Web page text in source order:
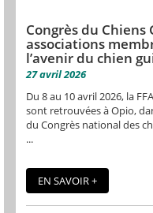
Congrès du Chiens
associations
l’avenir du chien
27 avril 2026
Du 8 au 10 avril 2026, la
sont retrouvées à Opio,
du Congrès national des
...
EN SAVOIR +